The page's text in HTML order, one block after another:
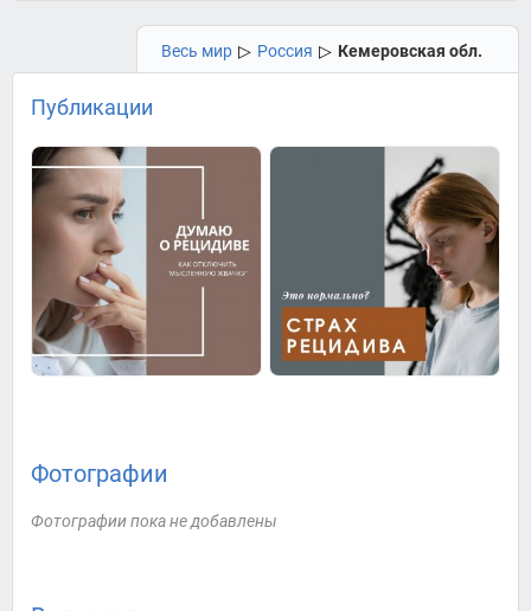
Весь мир ▷ Россия ▷ Кемеровская обл.
Публикации
Фотографии
Фотографии пока не добавлены